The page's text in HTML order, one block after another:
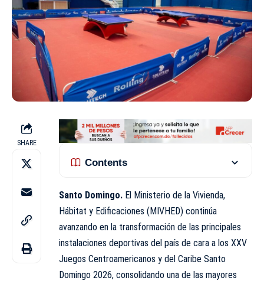
SHARE
Contents
Santo Domingo. El Ministerio de la Vivienda,
Hábitat y Edificaciones (MIVHED) continúa
avanzando en la transformación de las principales
instalaciones deportivas del país de cara a los XXV
Juegos Centroamericanos y del Caribe Santo
Domingo 2026, consolidando una de las mayores